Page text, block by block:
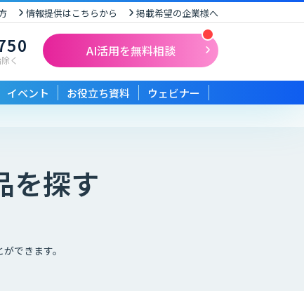
情報提供はこちらから 掲載希望の企業様へ
く
AI活用を無料相談
イベント お役立ち資料 ウェビナー
を探す
できます。